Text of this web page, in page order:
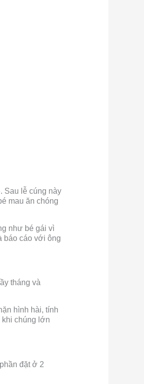
Sau lễ cúng này
mau ăn chóng
như bé gái vì
báo cáo với ông
tháng và
hình hài, tính
khi chúng lớn
đặt ở 2